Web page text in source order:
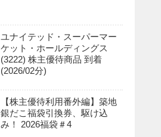
ユナイテッド・スーパーマー
ケット・ホールディングス
(3222) 株主優待商品 到着
(2026/02分)
【株主優待利用番外編】築地
銀だこ福袋引換券、駆け込
み！ 2026福袋＃4